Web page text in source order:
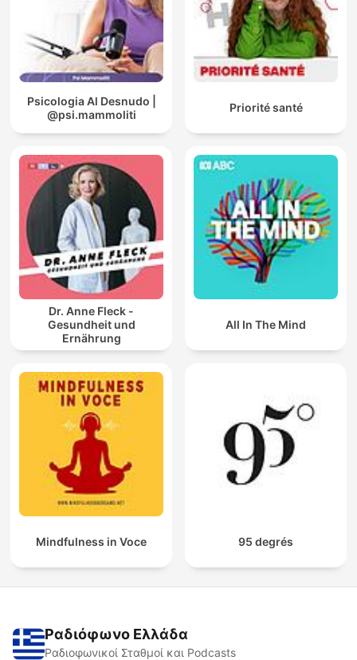
Psicologia Al Desnudo |
@psi.mammoliti
Priorité santé
Dr. Anne Fleck -
Gesundheit und
Ernährung
All In The Mind
Mindfulness in Voce 95 degrés
Ραδιόφωνο Ελλάδα
Ραδιοφωνικοί Σταθμοί και Podcasts